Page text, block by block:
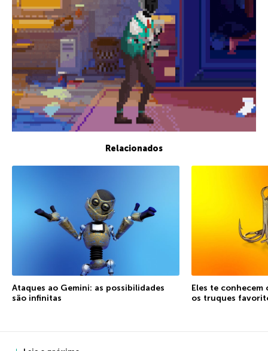
Relacionados
Ataques ao Gemini: as possibilidades
são infinitas
Eles te conhecem
os truques